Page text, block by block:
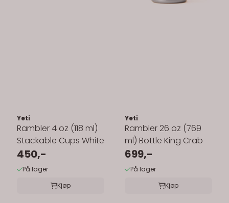
Yeti
Rambler 4 oz (118 ml)
Stackable Cups White
450,-
På lager
Kjøp
Yeti
Rambler 26 oz (769
ml) Bottle King Crab
699,-
På lager
Kjøp